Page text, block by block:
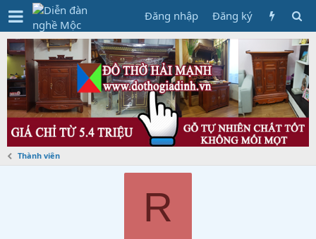
Đăng nhập Đăng ký
Thành viên
R